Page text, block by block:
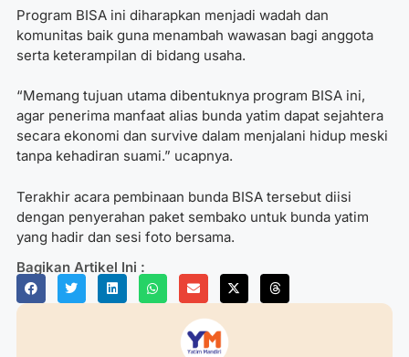
Program BISA ini diharapkan menjadi wadah dan
komunitas baik guna menambah wawasan bagi anggota
serta keterampilan di bidang usaha.
“Memang tujuan utama dibentuknya program BISA ini,
agar penerima manfaat alias bunda yatim dapat sejahtera
secara ekonomi dan survive dalam menjalani hidup meski
tanpa kehadiran suami.” ucapnya.
Terakhir acara pembinaan bunda BISA tersebut diisi
dengan penyerahan paket sembako untuk bunda yatim
yang hadir dan sesi foto bersama.
Bagikan Artikel Ini :